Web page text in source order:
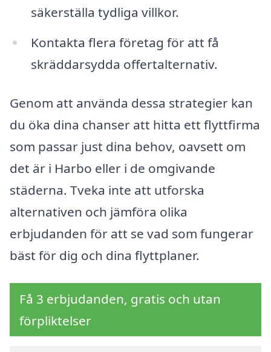
säkerställa tydliga villkor.
Kontakta flera företag för att få
skräddarsydda offertalternativ.
Genom att använda dessa strategier kan
du öka dina chanser att hitta ett flyttfirma
som passar just dina behov, oavsett om
det är i Harbo eller i de omgivande
städerna. Tveka inte att utforska
alternativen och jämföra olika
erbjudanden för att se vad som fungerar
bäst för dig och dina flyttplaner.
Få 3 erbjudanden, gratis och utan
förpliktelser